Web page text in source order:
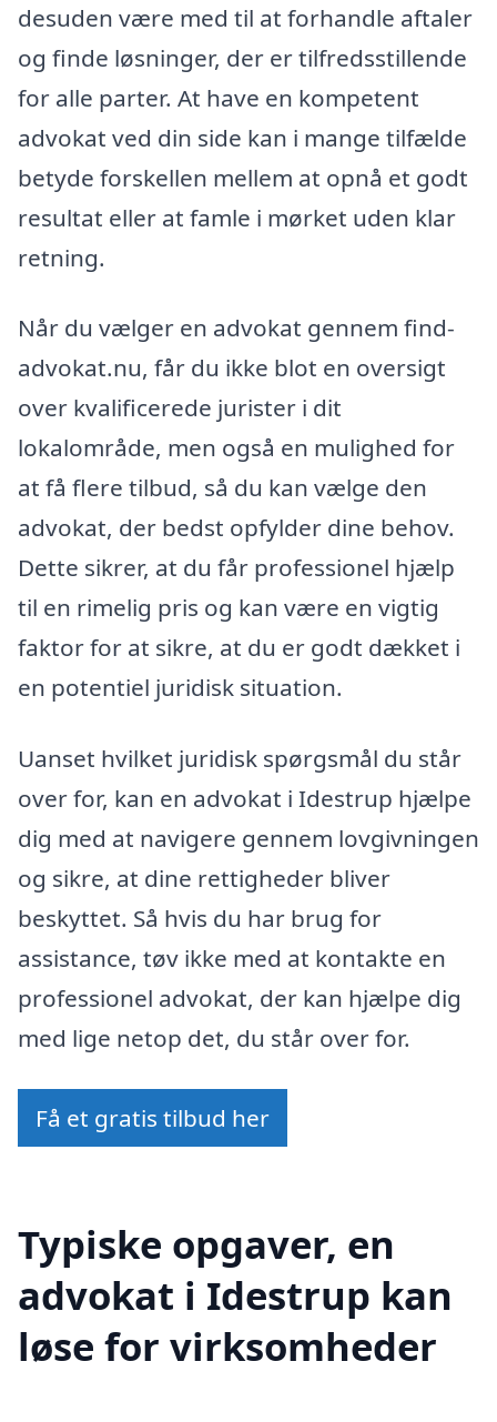
desuden være med til at forhandle aftaler
og finde løsninger, der er tilfredsstillende
for alle parter. At have en kompetent
advokat ved din side kan i mange tilfælde
betyde forskellen mellem at opnå et godt
resultat eller at famle i mørket uden klar
retning.
Når du vælger en advokat gennem find-
advokat.nu, får du ikke blot en oversigt
over kvalificerede jurister i dit
lokalområde, men også en mulighed for
at få flere tilbud, så du kan vælge den
advokat, der bedst opfylder dine behov.
Dette sikrer, at du får professionel hjælp
til en rimelig pris og kan være en vigtig
faktor for at sikre, at du er godt dækket i
en potentiel juridisk situation.
Uanset hvilket juridisk spørgsmål du står
over for, kan en advokat i Idestrup hjælpe
dig med at navigere gennem lovgivningen
og sikre, at dine rettigheder bliver
beskyttet. Så hvis du har brug for
assistance, tøv ikke med at kontakte en
professionel advokat, der kan hjælpe dig
med lige netop det, du står over for.
Få et gratis tilbud her
Typiske opgaver, en
advokat i Idestrup kan
løse for virksomheder